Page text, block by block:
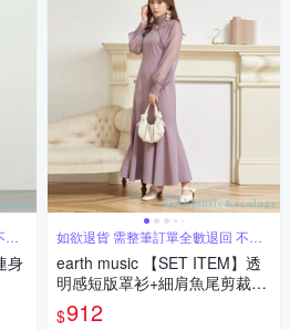
能 如欲退貨 需整筆訂單全數退回 不能
單退
earth music 【SET ITEM】透
明感短版罩衫+細肩魚尾剪裁洋
裝
$912